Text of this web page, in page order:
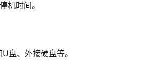
机时间。
盘、外接硬盘等。